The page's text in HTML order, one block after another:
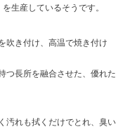
生産しているそうです。
吹き付け、高温で焼き付け
つ長所を融合させた、優れた
汚れも拭くだけでとれ、臭い